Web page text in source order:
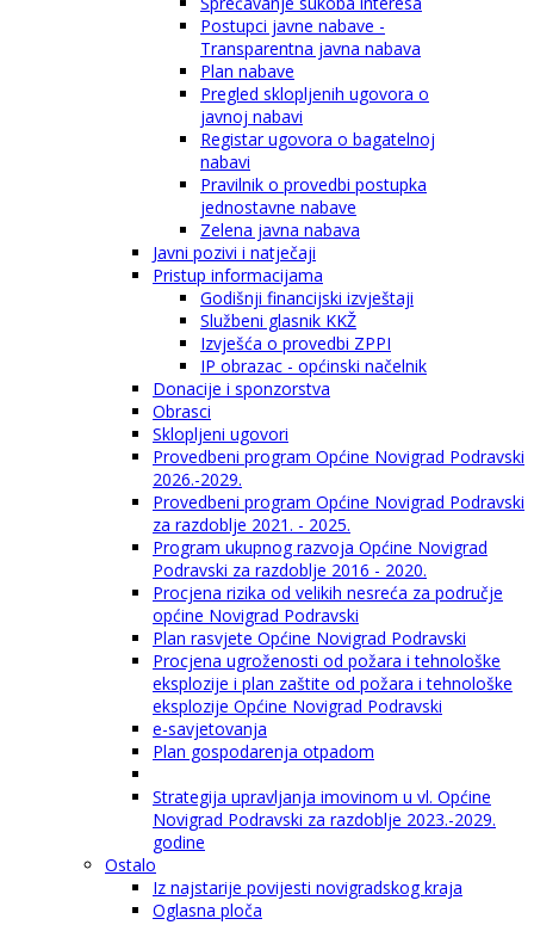
Postupci javne nabave -
Transparentna javna nabava
Plan nabave
Pregled sklopljenih ugovora o
javnoj nabavi
Registar ugovora o bagatelnoj
nabavi
Pravilnik o provedbi postupka
jednostavne nabave
Zelena javna nabava
Javni pozivi i natječaji
Pristup informacijama
Godišnji financijski izvještaji
Službeni glasnik KKŽ
Izvješća o provedbi ZPPI
IP obrazac - općinski načelnik
Donacije i sponzorstva
Obrasci
Sklopljeni ugovori
Provedbeni program Općine Novigrad Podravski
2026.-2029.
Provedbeni program Općine Novigrad Podravski
za razdoblje 2021. - 2025.
Program ukupnog razvoja Općine Novigrad
Podravski za razdoblje 2016 - 2020.
Procjena rizika od velikih nesreća za područje
općine Novigrad Podravski
Plan rasvjete Općine Novigrad Podravski
Procjena ugroženosti od požara i tehnološke
eksplozije i plan zaštite od požara i tehnološke
eksplozije Općine Novigrad Podravski
e-savjetovanja
Plan gospodarenja otpadom
Strategija upravljanja imovinom u vl. Općine
Novigrad Podravski za razdoblje 2023.-2029.
godine
Ostalo
Iz najstarije povijesti novigradskog kraja
Oglasna ploča